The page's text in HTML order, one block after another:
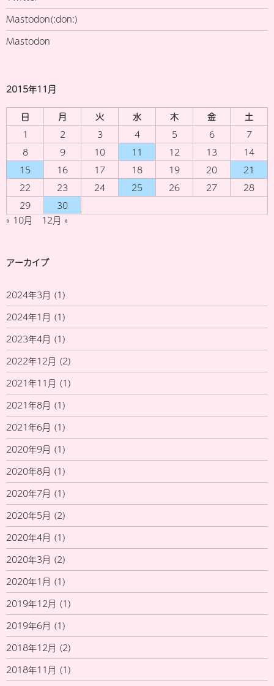
Mastodon(:don:)
Mastodon
2015年11月
日 月 火 水 木 金
土
1
2 3 4 5 6
7
8
9 10 11 12 13
14
15
16 17 18 19 20
21
22
23 24 25 26 27
28
29
30
« 10月
12月 »
アーカイブ
2024年3月 (1)
2024年1月 (1)
2023年4月 (1)
2022年12月 (2)
2021年11月 (1)
2021年8月 (1)
2021年6月 (1)
2020年9月 (1)
2020年8月 (1)
2020年7月 (1)
2020年5月 (2)
2020年4月 (1)
2020年3月 (2)
2020年1月 (1)
2019年12月 (1)
2019年6月 (1)
2018年12月 (2)
2018年11月 (1)